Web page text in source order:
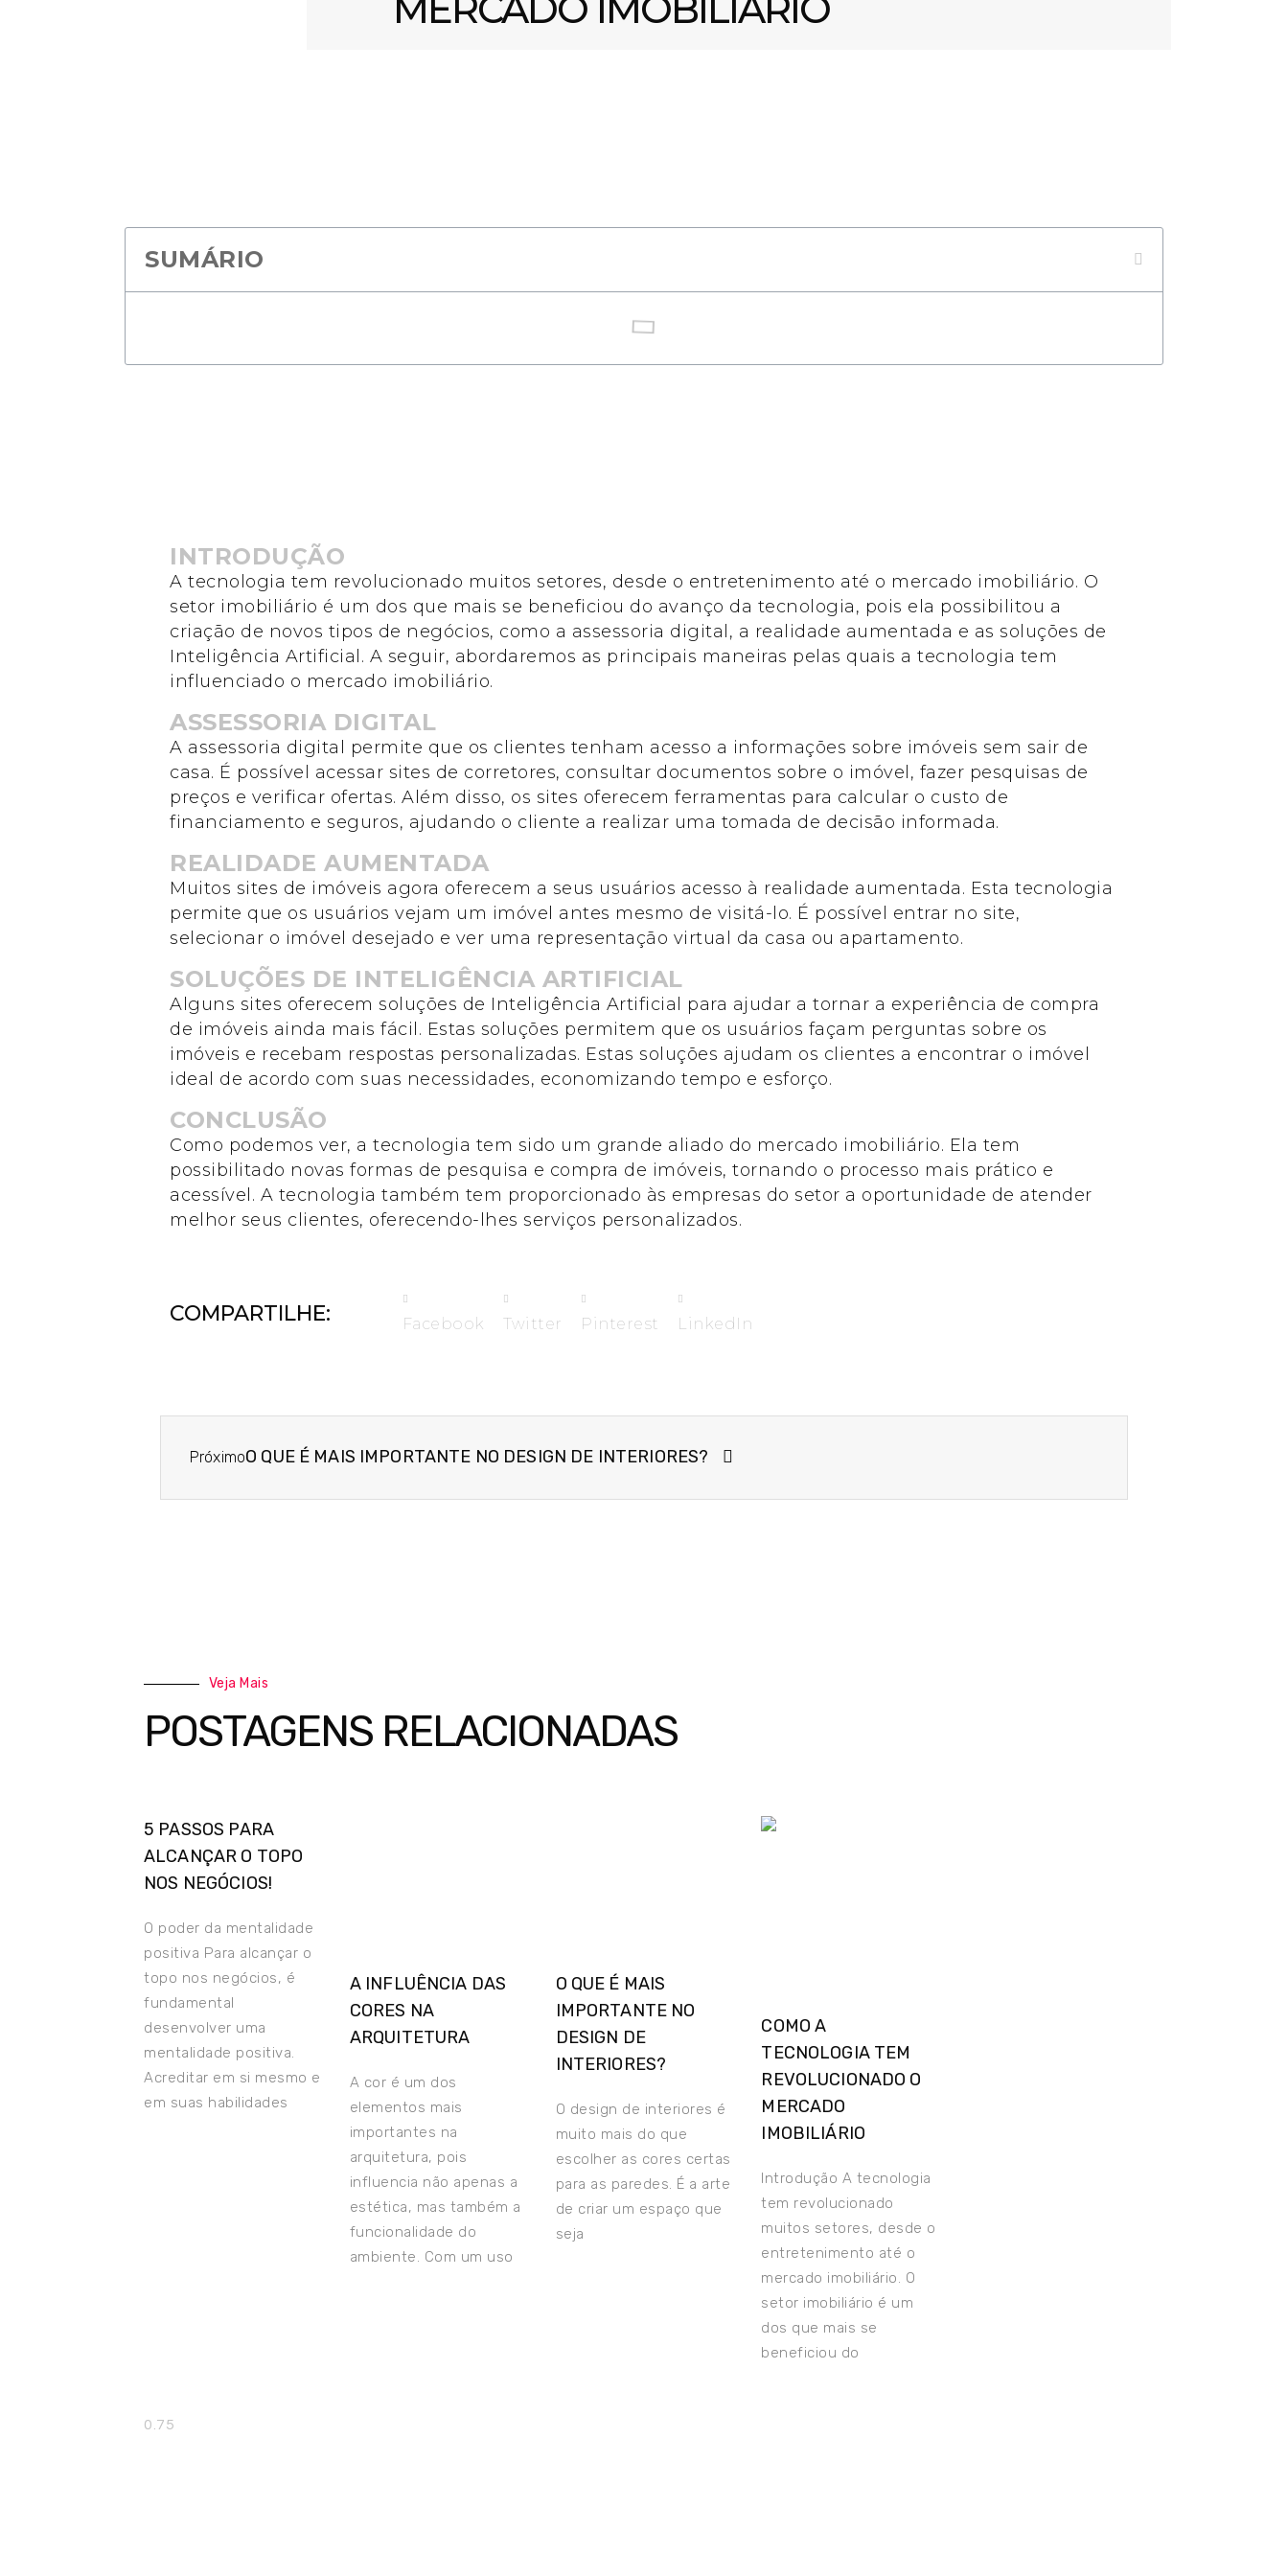
SUMÁRIO
INTRODUÇÃO
A tecnologia tem revolucionado muitos setores, desde o entretenimento até o mercado imobiliário. O
setor imobiliário é um dos que mais se beneficiou do avanço da tecnologia, pois ela possibilitou a
criação de novos tipos de negócios, como a assessoria digital, a realidade aumentada e as soluções de
Inteligência Artificial. A seguir, abordaremos as principais maneiras pelas quais a tecnologia tem
influenciado o mercado imobiliário.
ASSESSORIA DIGITAL
A assessoria digital permite que os clientes tenham acesso a informações sobre imóveis sem sair de
casa. É possível acessar sites de corretores, consultar documentos sobre o imóvel, fazer pesquisas de
preços e verificar ofertas. Além disso, os sites oferecem ferramentas para calcular o custo de
financiamento e seguros, ajudando o cliente a realizar uma tomada de decisão informada.
REALIDADE AUMENTADA
Muitos sites de imóveis agora oferecem a seus usuários acesso à realidade aumentada. Esta tecnologia
permite que os usuários vejam um imóvel antes mesmo de visitá-lo. É possível entrar no site,
selecionar o imóvel desejado e ver uma representação virtual da casa ou apartamento.
SOLUÇÕES DE INTELIGÊNCIA ARTIFICIAL
Alguns sites oferecem soluções de Inteligência Artificial para ajudar a tornar a experiência de compra
de imóveis ainda mais fácil. Estas soluções permitem que os usuários façam perguntas sobre os
imóveis e recebam respostas personalizadas. Estas soluções ajudam os clientes a encontrar o imóvel
ideal de acordo com suas necessidades, economizando tempo e esforço.
CONCLUSÃO
Como podemos ver, a tecnologia tem sido um grande aliado do mercado imobiliário. Ela tem
possibilitado novas formas de pesquisa e compra de imóveis, tornando o processo mais prático e
acessível. A tecnologia também tem proporcionado às empresas do setor a oportunidade de atender
melhor seus clientes, oferecendo-lhes serviços personalizados.
COMPARTILHE: Facebook Twitter Pinterest LinkedIn
PróximoO QUE É MAIS IMPORTANTE NO DESIGN DE INTERIORES?
Veja Mais
POSTAGENS RELACIONADAS
5 PASSOS PARA
ALCANÇAR O TOPO
NOS NEGÓCIOS!
O poder da mentalidade
positiva Para alcançar o
topo nos negócios, é
fundamental
desenvolver uma
mentalidade positiva.
Acreditar em si mesmo e
em suas habilidades
A INFLUÊNCIA DAS
CORES NA
ARQUITETURA
A cor é um dos
elementos mais
importantes na
arquitetura, pois
influencia não apenas a
estética, mas também a
funcionalidade do
ambiente. Com um uso
O QUE É MAIS
IMPORTANTE NO
DESIGN DE
INTERIORES?
O design de interiores é
muito mais do que
escolher as cores certas
para as paredes. É a arte
de criar um espaço que
seja
COMO A
TECNOLOGIA TEM
REVOLUCIONADO O
MERCADO
IMOBILIÁRIO
Introdução A tecnologia
tem revolucionado
muitos setores, desde o
entretenimento até o
mercado imobiliário. O
setor imobiliário é um
dos que mais se
beneficiou do